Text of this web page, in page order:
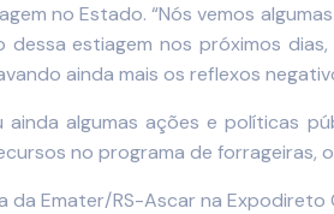
no Estado. “Nós vemos
dessa estiagem nos próximos
ainda mais os reflexos
algumas ações e políticas
no programa de forrageiras,
da Emater/RS-Ascar na Expodireto